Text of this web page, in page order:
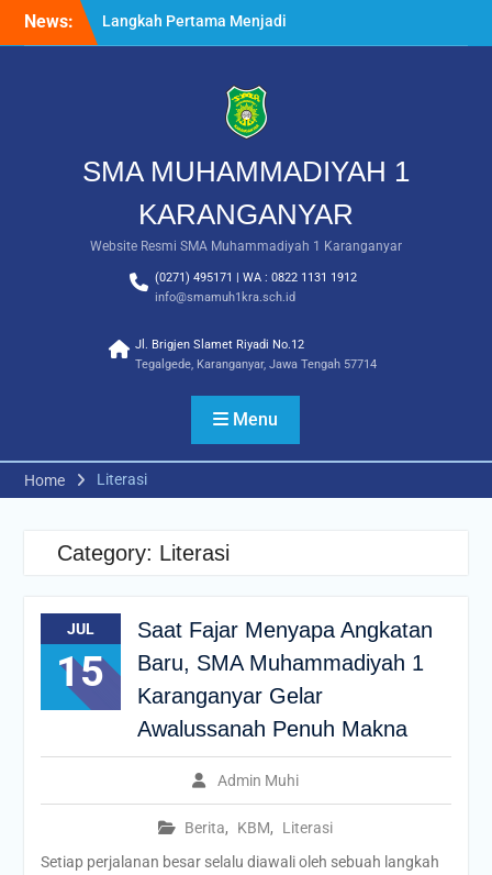
News:
Langkah Pertama Menjadi
Generasi Berkarakter,
Muhammadiyah 1
Karanganyar Dimulai
Kebangsaan
Saat Fajar Menyapa
Angkatan Baru, SMA
Muhammadiyah 1
Karanganyar Gelar
Awalussanah Penuh Makna
Rekapitulasi Realisasi
2026
SMA MUHAMMADIYAH 1
KARANGANYAR
Website Resmi SMA Muhammadiyah 1 Karanganyar
(0271) 495171 | WA : 0822 1131 1912
info@smamuh1kra.sch.id
Jl. Brigjen Slamet Riyadi No.12
Tegalgede, Karanganyar, Jawa Tengah 57714
Menu
Home Literasi
Category: Literasi
JUL
15
Saat Fajar Menyapa Angkatan
Baru, SMA Muhammadiyah 1
Karanganyar Gelar
Awalussanah Penuh Makna
Admin Muhi
Berita, KBM,
Literasi
Setiap perjalanan besar selalu diawali oleh sebuah langkah